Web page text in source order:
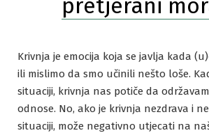
pretjerani
Krivnja je emocija koja se javlja kada
ili mislimo da smo učinili nešto loše.
situaciji, krivnja nas potiče da
odnose. No, ako je krivnja nezdrava i
situaciji, može negativno utjecati na